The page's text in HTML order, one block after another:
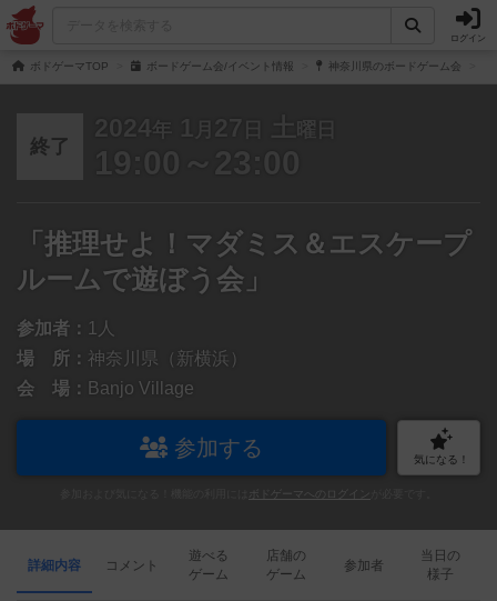
ログイン
ボドゲーマTOP ボードゲーム会/イベント情報 神奈川県のボードゲーム会
終了
2024年 1 月 27 日 土 曜日
19:00～23:00
「推理せよ！マダミス＆エスケープ
ルームで遊ぼう会」
参加者： 1人
場 所： 神奈川県（新横浜）
会 場： Banjo Village
参加する 気になる！
ボドゲーマへのログイン
詳細内容 コメント
遊べる
ゲーム
店舗の
ゲーム
参加者
当日の
様子